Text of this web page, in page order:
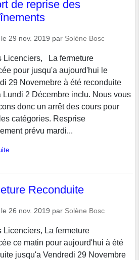
de reprise des
29 nov. 2019 par Solène Bosc
Licenciers, La fermeture
pour jusqu'a aujourd'hui le
29 Novemebre à été reconduite
Lundi 2 Décembre inclu. Nous vous
donc un arrêt des cours pour
catégories. Resprise
prévu mardi...
Reconduite
26 nov. 2019 par Solène Bosc
Licenciers, La fermeture
ce matin pour aujourd'hui à été
jusqu'a Vendredi 29 Novembre